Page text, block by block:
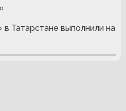
Татарстане выполнили на